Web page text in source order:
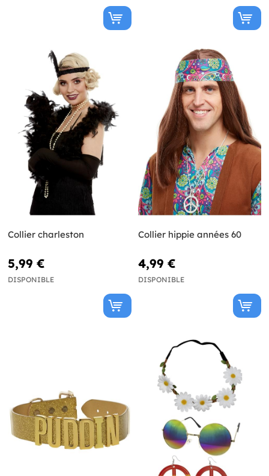
Collier charleston
5,99 €
DISPONIBLE
Collier hippie années 60
4,99 €
DISPONIBLE